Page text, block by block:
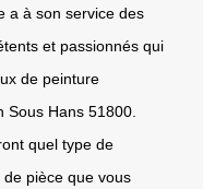
a à son service des
et passionnés qui
de peinture
Sous Hans 51800.
quel type de
pièce que vous